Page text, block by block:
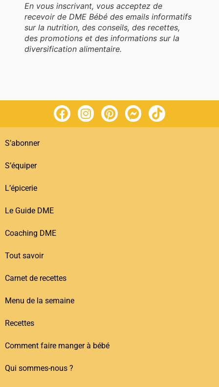
En vous inscrivant, vous acceptez de
recevoir de DME Bébé des emails informatifs
sur la nutrition, des conseils, des recettes,
des promotions et des informations sur la
diversification alimentaire.
S’abonner
S’équiper
L’épicerie
Le Guide DME
Coaching DME
Tout savoir
Carnet de recettes
Menu de la semaine
Recettes
Comment faire manger à bébé
Qui sommes-nous ?